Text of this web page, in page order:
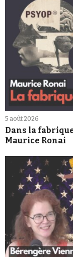
5 août 2026
Dans la
Maurice Ronai